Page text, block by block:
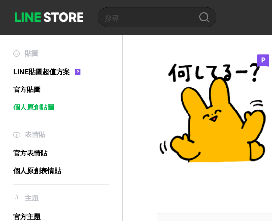
貼圖
LINE貼圖超值方案
官方貼圖
個人原創貼圖
表情貼
官方表情貼
個人原創表情貼
主題
官方主題